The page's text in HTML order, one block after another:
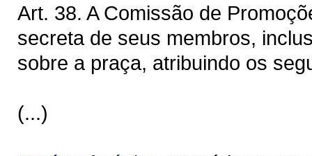
Art. 38. A Comissão de
secreta de seus membros,
sobre a praça, atribuindo os
(...)